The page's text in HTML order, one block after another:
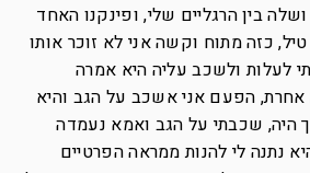
בין הרגליים שלי, ופינקנו האחד
כזה מתוח וקשה אני לא זוכר אותו
לעלות ולשכב עליה היא אמרה
הפעם אני אשכב על הגב והיא
היה, שכבתי על הגב ואמא נעמדה
נתנה לי להנות ממראה הפרטיים